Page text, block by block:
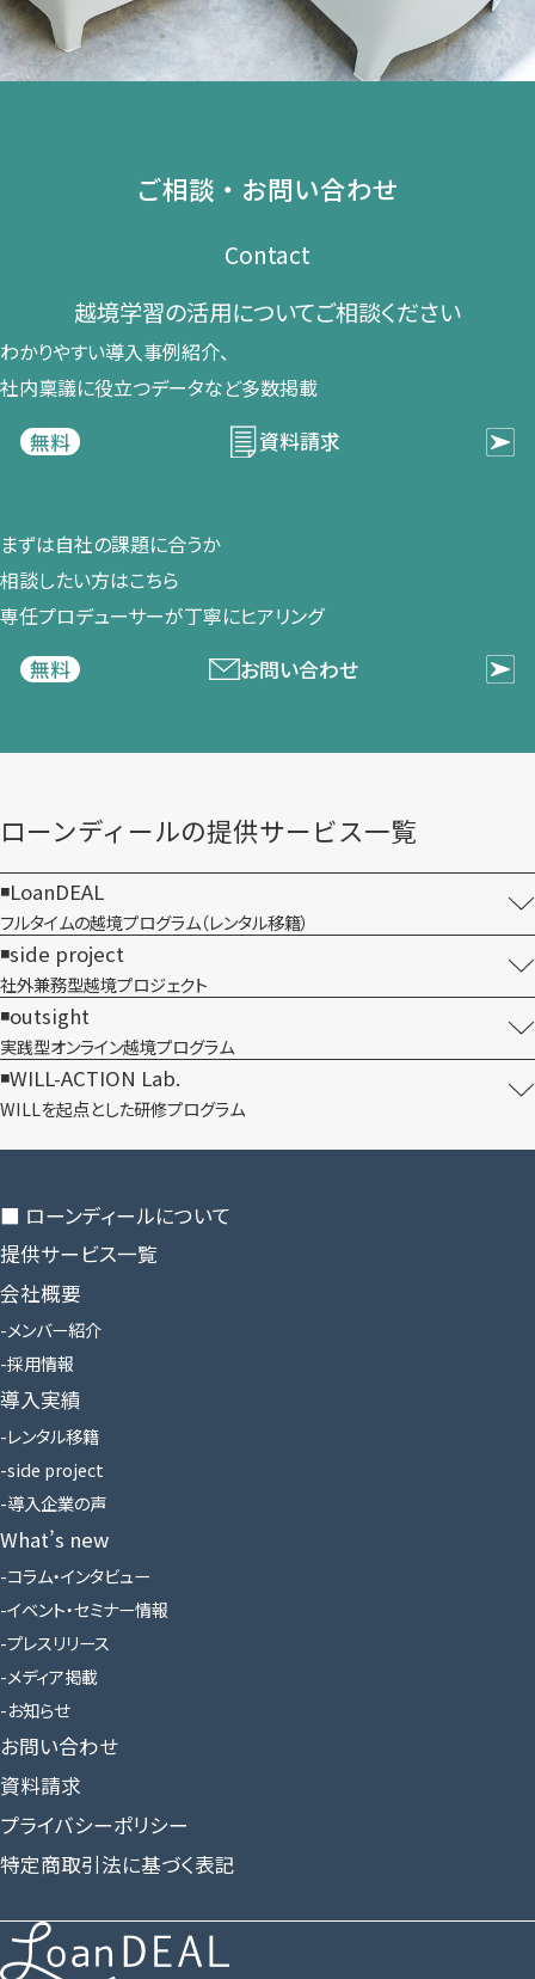
ご相談・お問い合わせ
Contact
越境学習の​活用に​ついて​ご相談ください​
わかりやすい導入事例紹介、​
社内稟議に​役立つデータなど​多数掲載
無料
資料請求
まずは​自社の​課題に​合うか​
相談したい方は​こちら
専任プロデューサーが​丁寧に​ヒアリング
無料
お問い合わせ
ローンディールの​提供サービス一覧
LoanDEAL
フルタイムの越境プログラム​（レンタル移籍）
side project
社外兼務型​越境プロジェクト
outsight
実践型オンライン​越境プログラム
WILL-ACTION Lab.
WILLを​起点とした​研修プログラム
■ ローンディールに​ついて
提供サービス一覧
会社概要
メンバー紹介
採用情報
導入実績
レンタル移籍
side project
導入企業の声
What’s new
コラム・インタビュー
イベント・セミナー情報
プレスリリース
メディア掲載
お知らせ
お問い合わせ
資料請求
プライバシーポリシー
特定商取引法に基づく表記